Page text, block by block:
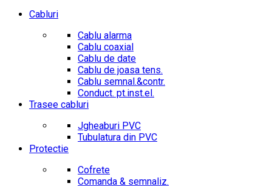
Cabluri
Cablu alarma
Cablu coaxial
Cablu de date
Cablu de joasa tens.
Cablu semnal.&contr.
Conduct. pt.inst.el.
Trasee cabluri
Jgheaburi PVC
Tubulatura din PVC
Protectie
Cofrete
Comanda & semnaliz.